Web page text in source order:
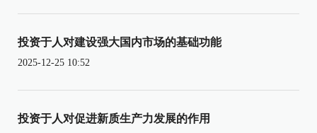
投资于人对建设强大国内市场的基础功能
2025-12-25 10:52
投资于人对促进新质生产力发展的作用